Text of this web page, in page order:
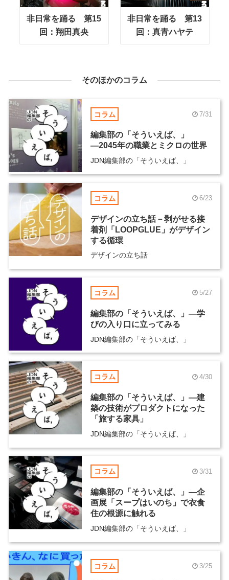
非日常を踊る 第15
回：翔田真央
非日常を踊る 第13
回：真青ハヤテ
そのほかのコラム
コラム 7/31
編集部の「そういえば、」
―2045年の職業とミクロの世界
JDN編集部の「そういえば、」
コラム 6/23
デザインの立ち話－剥がせる接
着剤「LOOPGLUE」がデザイン
する循環
デザインの立ち話
コラム 5/27
編集部の「そういえば、」―学
びの入り口に立ってみる
JDN編集部の「そういえば、」
コラム 4/30
編集部の「そういえば、」―建
築の技術がプロダクトになった
「旅する家具」
JDN編集部の「そういえば、」
コラム 3/31
編集部の「そういえば、」―企
画展「スープはいのち」で衣食
住の根源に触れる
JDN編集部の「そういえば、」
コラム 3/25